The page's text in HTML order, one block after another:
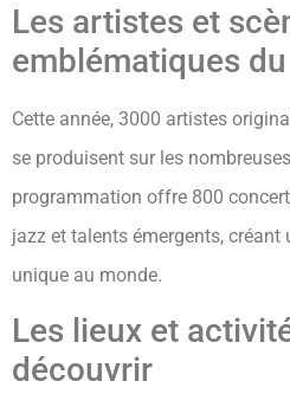
Les artistes et
emblématiques
Cette année, 3000 artistes
se produisent sur les
programmation offre 800
jazz et talents émergents,
unique au monde.
Les lieux et
découvrir